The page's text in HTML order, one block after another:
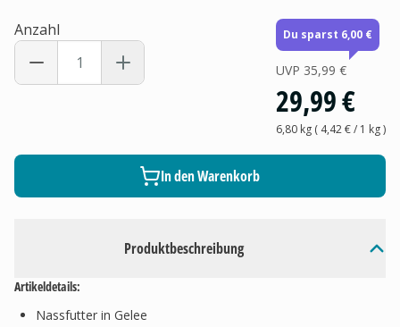
Produktbeschreibung
Artikeldetails:
Nassfutter in Gelee
Anzahl Du sparst 6,00 €
UVP 35,99 €
29,99 €
6,80 kg( 4,42 €/ 1 kg)
In den Warenkorb